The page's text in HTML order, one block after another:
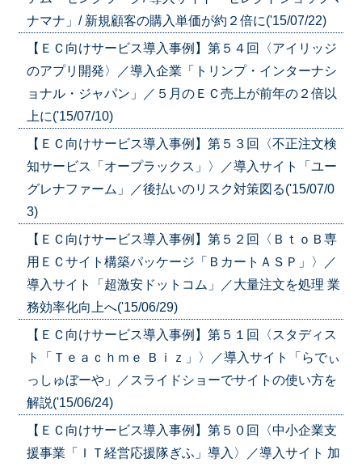
ナマナ」/ 新規顧客の購入単価が約２倍に('15/07/22)
【ＥＣ向けサービス導入事例】第５４回〈アイリッジ
のアプリ開発〉／導入企業「トリンプ・インターナシ
ョナル・ジャパン」／５月のＥＣ売上が前年の２倍以
上に('15/07/10)
【ＥＣ向けサービス導入事例】第５３回〈不正注文検
知サービス「オープラックス」〉／導入サイト「ユー
グレナファーム」／後払いのリスク対策図る('15/07/0
3)
【ＥＣ向けサービス導入事例】第５２回〈ＢｔｏＢ専
用ＥＣサイト構築パッケージ「ＢカートＡＳＰ」〉／
導入サイト「超激安ドットコム」／大量注文を処理 業
務効率化向上へ('15/06/29)
【ＥＣ向けサービス導入事例】第５１回〈スタディス
ト「Ｔｅａｃｈｍｅ Ｂｉｚ」〉／導入サイト「らでぃ
っしゅぼーや」／スライドショーでサイトの使い方を
解説('15/06/24)
【ＥＣ向けサービス導入事例】第５０回〈中小企業支
援事業「ＩＴ経営応援隊ぎふ」導入〉／導入サイト 加